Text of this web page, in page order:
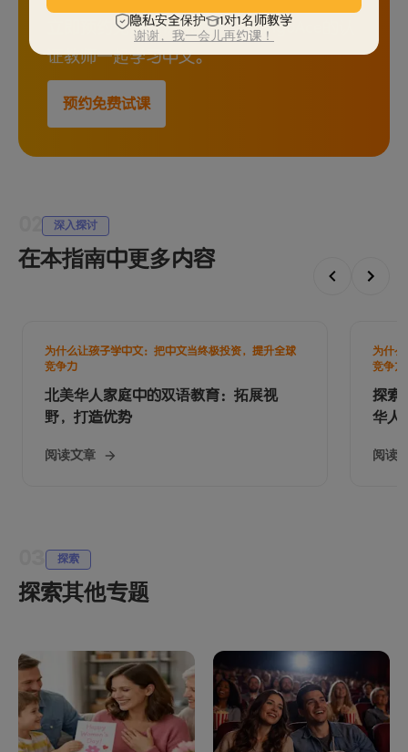
立即预约免费的1对1试课，与LingoAce的认
证教师一起学习中文。
预约免费试课
深入探讨
在本指南中更多内容
为什么让孩子学中文：把中文当终极投资，提升全球
竞争力
北美华人家庭中的双语教育：拓展视
野，打造优势
阅读文章
为什
竞争力
探索
华人
阅读
探索
探索其他专题
隐私安全保护
1对1名师教学
谢谢，我一会儿再约课！